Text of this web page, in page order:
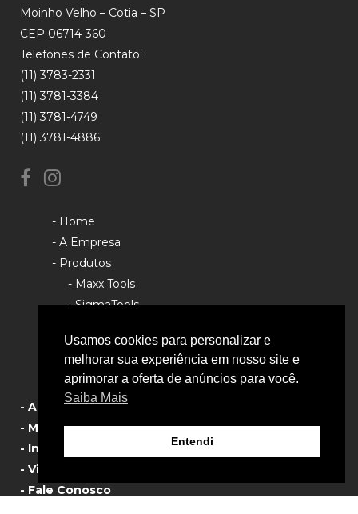
Moinho Velho – Cotia – SP
CEP 06714-360
Telefones de Contato:
(11) 3783-2331
(11) 3781-3384
(11) 3781-4749
(11) 3781-4886
- Home
- A Empresa
- Produtos
- Maxx Tools
- SigmaTools
- Política de Privacidade
- Assistência Técnica
- Manual de Produtos
- Informativos
- Vista Explodida
- Fale Conosco
Usamos cookies para personalizar e
melhorar sua experiência em nosso site e
aprimorar a oferta de anúncios para você.
Saiba Mais
Entendi